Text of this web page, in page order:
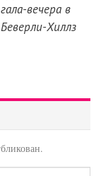
гала-вечера в
Беверли-Хиллз